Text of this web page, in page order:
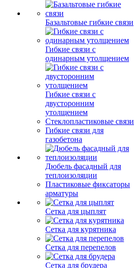
Базальтовые гибкие связи
Гибкие связи с
одинарным утолщением
Гибкие связи с
двусторонним
утолщением
Стеклопластиковые связи
Гибкие связи для
газобетона
Дюбель фасадный для
теплоизоляции
Пластиковые фиксаторы
арматуры
Сетка для цыплят
Сетка для курятника
Сетка для перепелов
Сетка для брудера